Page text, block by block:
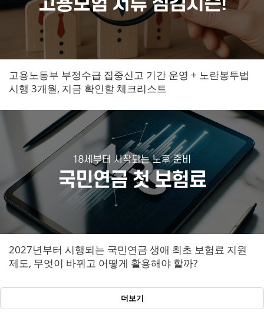
고용노동부 부정수급 집중신고 기간 운영 + 노란봉투법
시행 3개월, 지금 확인할 체크리스트
2027년부터 시행되는 국민연금 생애 최초 보험료 지원
제도, 무엇이 바뀌고 어떻게 활용해야 할까?
더보기